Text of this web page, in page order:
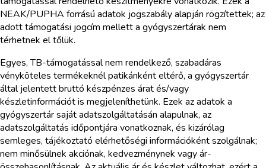
NEAK/PUPHA forrású adatok jogszabály alapján rögzítettek; az
adott támogatási jogcím mellett a gyógyszertárak nem
térhetnek el tőlük.
Egyes, TB-támogatással nem rendelkező, szabadáras
vényköteles termékeknél patikánként eltérő, a gyógyszertár
által jelentett bruttó készpénzes árat és/vagy
készletinformációt is megjeleníthetünk. Ezek az adatok a
gyógyszertár saját adatszolgáltatásán alapulnak, az
adatszolgáltatás időpontjára vonatkoznak, és kizárólag
semleges, tájékoztató elérhetőségi információként szolgálnak;
nem minősülnek akciónak, kedvezménynek vagy ár-